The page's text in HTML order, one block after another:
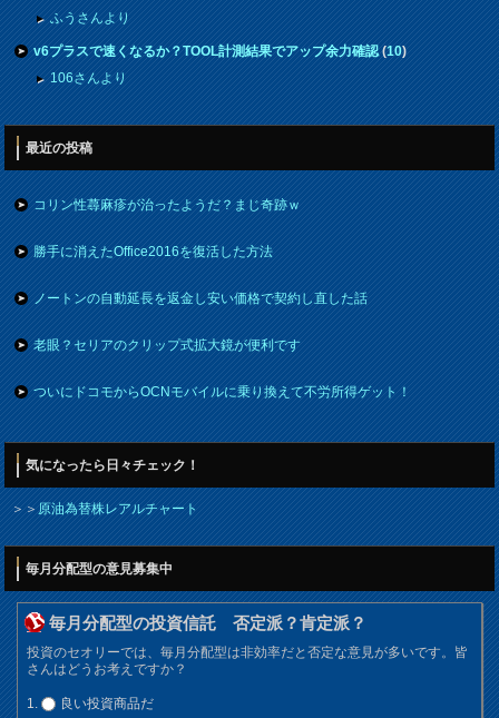
ふうさんより
v6プラスで速くなるか？TOOL計測結果でアップ余力確認(10)
106さんより
最近の投稿
コリン性蕁麻疹が治ったようだ？まじ奇跡ｗ
勝手に消えたOffice2016を復活した方法
ノートンの自動延長を返金し安い価格で契約し直した話
老眼？セリアのクリップ式拡大鏡が便利です
ついにドコモからOCNモバイルに乗り換えて不労所得ゲット！
気になったら日々チェック！
＞＞原油為替株レアルチャート
毎月分配型の意見募集中
毎月分配型の投資信託 否定派？肯定派？
投資のセオリーでは、毎月分配型は非効率だと否定な意見が多いです。皆
さんはどうお考えですか？
良い投資商品だ